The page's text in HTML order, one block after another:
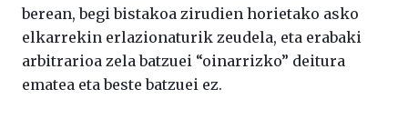
berean, begi bistakoa zirudien horietako asko
elkarrekin erlazionaturik zeudela, eta erabaki
arbitrarioa zela batzuei “oinarrizko” deitura
ematea eta beste batzuei ez.